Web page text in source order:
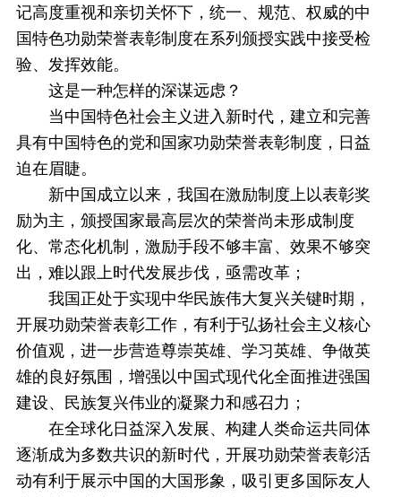
记高度重视和亲切关怀下，统一、规范、权威的中
国特色功勋荣誉表彰制度在系列颁授实践中接受检
验、发挥效能。
这是一种怎样的深谋远虑？
当中国特色社会主义进入新时代，建立和完善
具有中国特色的党和国家功勋荣誉表彰制度，日益
迫在眉睫。
新中国成立以来，我国在激励制度上以表彰奖
励为主，颁授国家最高层次的荣誉尚未形成制度
化、常态化机制，激励手段不够丰富、效果不够突
出，难以跟上时代发展步伐，亟需改革；
我国正处于实现中华民族伟大复兴关键时期，
开展功勋荣誉表彰工作，有利于弘扬社会主义核心
价值观，进一步营造尊崇英雄、学习英雄、争做英
雄的良好氛围，增强以中国式现代化全面推进强国
建设、民族复兴伟业的凝聚力和感召力；
在全球化日益深入发展、构建人类命运共同体
逐渐成为多数共识的新时代，开展功勋荣誉表彰活
动有利于展示中国的大国形象，吸引更多国际友人